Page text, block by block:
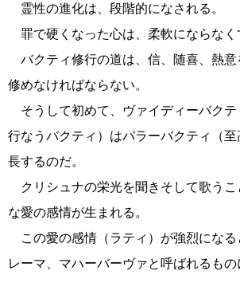
霊性の進化は、段階的になされる。
罪で硬くなった心は、柔軟にならなく
バクティ修行の道は、信、随喜、熱意
修めなければならない。
そうして初めて、ヴァイディーバクテ
行なうバクティ）はパラーバクティ（
長するのだ。
クリシュナの栄光を聞きそして歌うこ
な愛の感情が生まれる。
この愛の感情（ラティ）が強烈になる
レーマ、マハーバーヴァと呼ばれるもの